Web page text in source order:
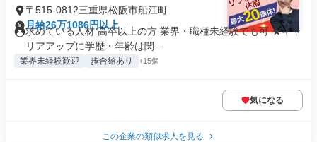
〒515-0812三重県松阪市船江町
月給26万1086円以上
求めている人材 高卒以上の方 業界・職種未経験でも可 ★キャ
リアアップに学歴・年齢は関...
業界未経験歓迎 歩合給あり +15個
気になる
この企業の類似求人を見る